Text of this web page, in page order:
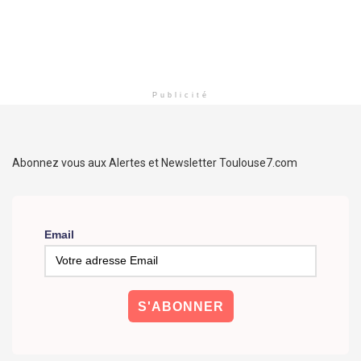
Publicité
Abonnez vous aux Alertes et Newsletter Toulouse7.com
Email